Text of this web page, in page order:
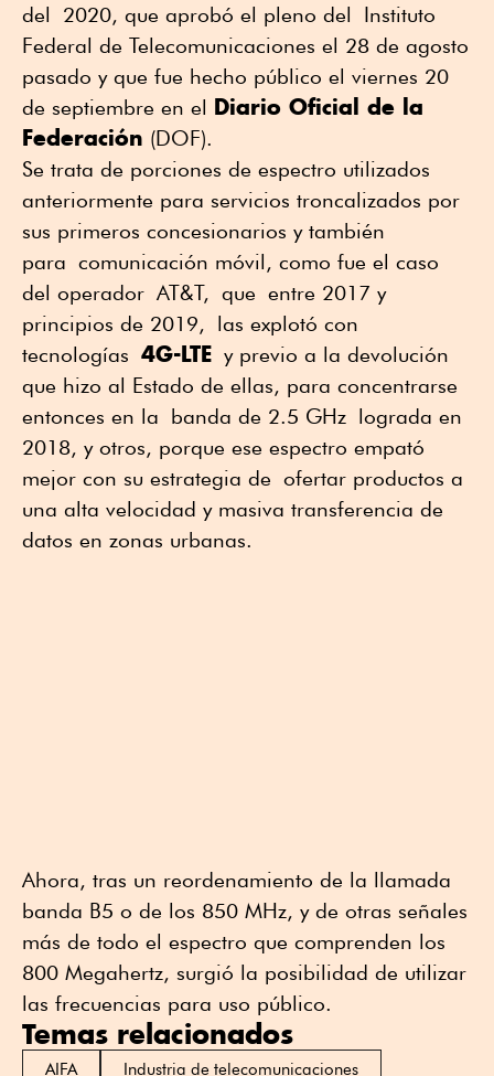
del 2020, que aprobó el pleno del Instituto
Federal de Telecomunicaciones el 28 de agosto
pasado y que fue hecho público el viernes 20
de septiembre en el Diario Oficial de la
Federación (DOF).
Se trata de porciones de espectro utilizados
anteriormente para servicios troncalizados por
sus primeros concesionarios y también
para comunicación móvil, como fue el caso
del operador AT&T, que entre 2017 y
principios de 2019, las explotó con
tecnologías 4G-LTE y previo a la devolución
que hizo al Estado de ellas, para concentrarse
entonces en la banda de 2.5 GHz lograda en
2018, y otros, porque ese espectro empató
mejor con su estrategia de ofertar productos a
una alta velocidad y masiva transferencia de
datos en zonas urbanas.
Ahora, tras un reordenamiento de la llamada
banda B5 o de los 850 MHz, y de otras señales
más de todo el espectro que comprenden los
800 Megahertz, surgió la posibilidad de utilizar
las frecuencias para uso público.
Temas relacionados
AIFA
Industria de telecomunicaciones